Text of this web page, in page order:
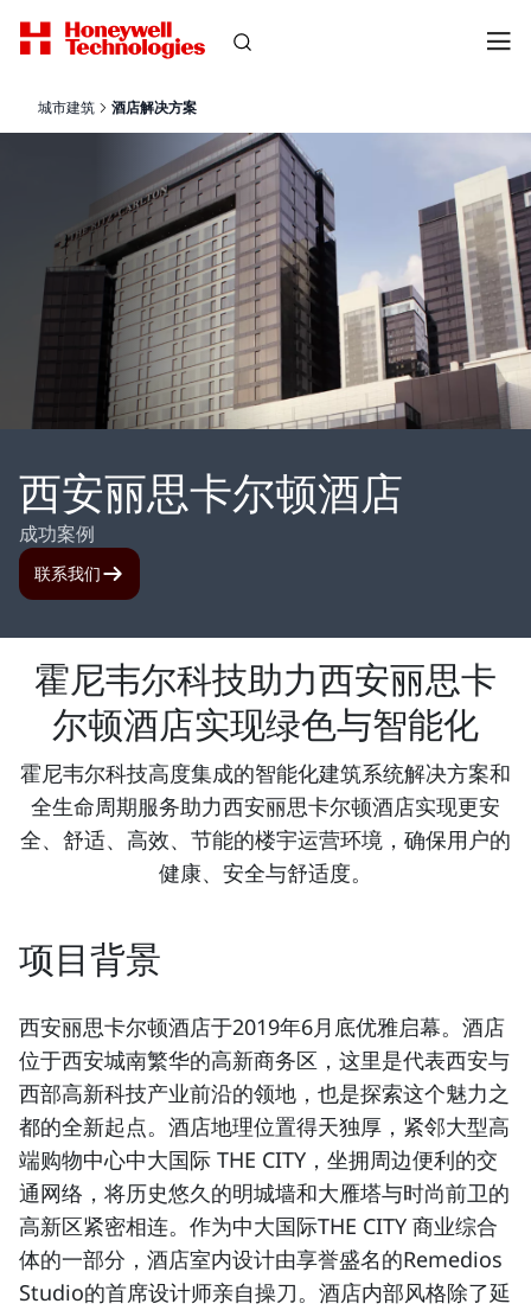
城市建筑 酒店解决方案
西安丽思卡尔顿酒店
成功案例
联系我们
霍尼韦尔科技助力西安丽思卡
尔顿酒店实现绿色与智能化
霍尼韦尔科技高度集成的智能化建筑系统解决方案和
全生命周期服务助力西安丽思卡尔顿酒店实现更安
全、舒适、高效、节能的楼宇运营环境，确保用户的
健康、安全与舒适度。
项目背景
西安丽思卡尔顿酒店于2019年6月底优雅启幕。酒店
位于西安城南繁华的高新商务区，这里是代表西安与
西部高新科技产业前沿的领地，也是探索这个魅力之
都的全新起点。酒店地理位置得天独厚，紧邻大型高
端购物中心中大国际 THE CITY，坐拥周边便利的交
通网络，将历史悠久的明城墙和大雁塔与时尚前卫的
高新区紧密相连。作为中大国际THE CITY 商业综合
体的一部分，酒店室内设计由享誉盛名的Remedios
Studio的首席设计师亲自操刀。酒店内部风格除了延